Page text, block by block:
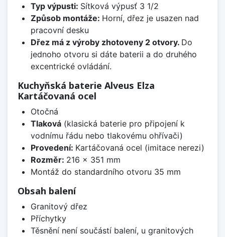
Typ výpusti: Sítková výpusť 3 1/2
Způsob montáže: Horní, dřez je usazen nad
pracovní desku
Dřez má z výroby zhotoveny 2 otvory. Do
jednoho otvoru si dáte baterii a do druhého
excentrické ovládání.
Kuchyňská baterie Alveus Elza
Kartáčovaná ocel
Otočná
Tlaková(klasická baterie pro připojení k
vodnímu řádu nebo tlakovému ohřívači)
Provedení: Kartáčovaná ocel (imitace nerezi)
Rozměr: 216 x 351 mm
Montáž do standardního otvoru 35 mm
Obsah balení
Granitový dřez
Příchytky
Těsnění není součástí balení, u granitových